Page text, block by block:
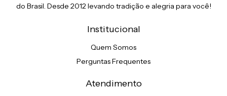
do Brasil. Desde 2012 levando tradição e alegria para você!
Institucional
Quem Somos
Perguntas Frequentes
Atendimento